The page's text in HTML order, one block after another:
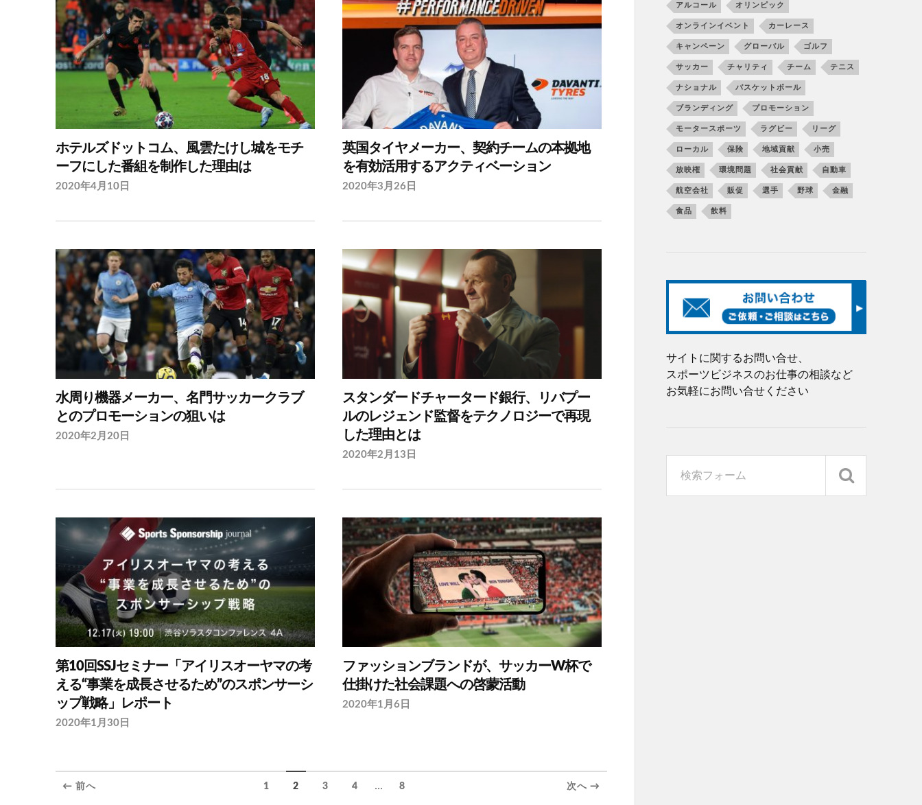
ホテルズドットコム、風雲たけし城をモチ
ーフにした番組を制作した理由は
2020年4月10日
英国タイヤメーカー、契約チームの本拠地
を有効活用するアクティベーション
2020年3月26日
水周り機器メーカー、名門サッカークラブ
とのプロモーションの狙いは
2020年2月20日
スタンダードチャータード銀行、リバプー
ルのレジェンド監督をテクノロジーで再現
した理由とは
2020年2月13日
第10回SSJセミナー「アイリスオーヤマの考
える“事業を成長させるため”のスポンサーシ
ップ戦略」レポート
2020年1月30日
ファッションブランドが、サッカーW杯で
仕掛けた社会課題への啓蒙活動
2020年1月6日
← 前へ 1 2 3 4 ... 8 次へ →
アルコール オリンピック
オンラインイベント カーレース
キャンペーン グローバル ゴルフ
サッカー チャリティ チーム テニス
ナショナル バスケットボール
ブランディング プロモーション
モータースポーツ ラグビー リーグ
ローカル 保険 地域貢献 小売
放映権 環境問題 社会貢献 自動車
航空会社 販促 選手 野球 金融
食品 飲料
サイトに関するお問い合せ、
スポーツビジネスのお仕事の相談など
お気軽にお問い合せください